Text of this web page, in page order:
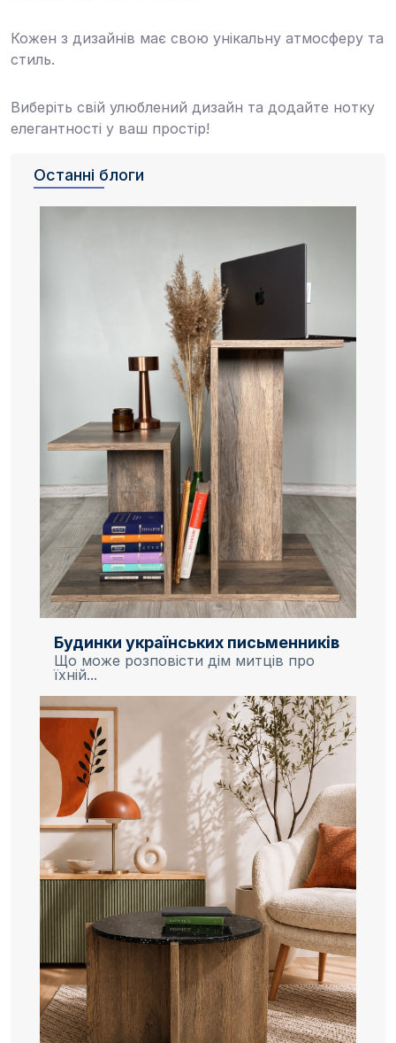
Кожен з дизайнів має свою унікальну атмосферу та
стиль.
Виберіть свій улюблений дизайн та додайте нотку
елегантності у ваш простір!
Останні блоги
Будинки українських письменників
Що може розповісти дім митців про
їхній...